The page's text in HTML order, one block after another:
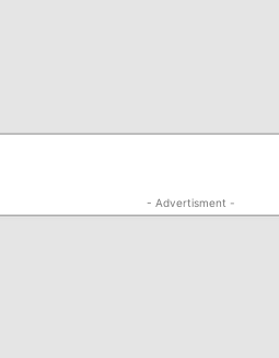
- Advertisment -